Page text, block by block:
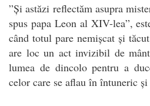
”Și astăzi reflectăm asupra
spus papa Leon al XIV-lea”,
când totul pare nemișcat și
are loc un act invizibil de
lumea de dincolo pentru a
celor care se aflau în întuneric